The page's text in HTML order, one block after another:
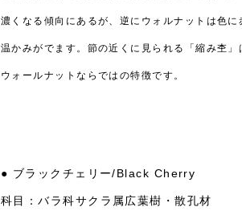
濃くなる傾向にあるが、逆にウォルナットは色に
温かみがでます。節の近くに見られる「縮み杢」
ウォールナットならではの特徴です。
● ブラックチェリー/Black Cherry
科目：バラ科サクラ属広葉樹・散孔材